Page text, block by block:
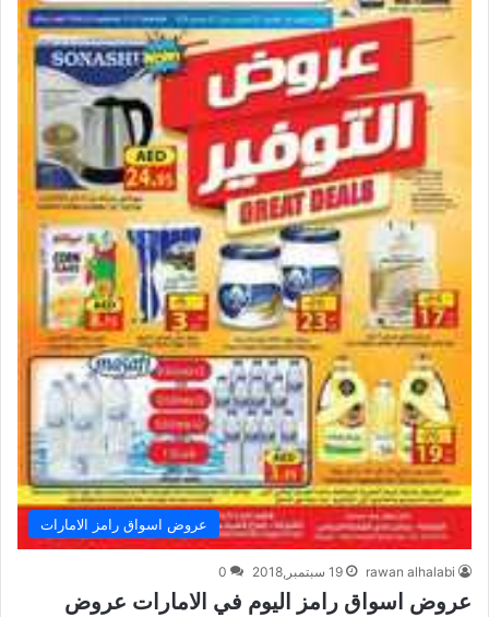
عروض اسواق رامز الامارات
rawan alhalabi 19 سبتمبر,2018 0
عروض اسواق رامز اليوم في الامارات عروض